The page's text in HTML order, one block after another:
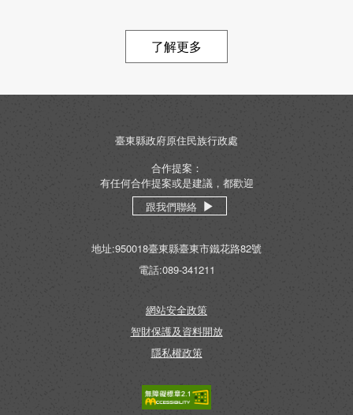
了解更多
臺東縣政府原住民族行政處
合作提案：
有任何合作提案或是建議，都歡迎
跟我們聯絡
地址:950018臺東縣臺東市鐵花路82號
電話:089-341211
網站安全政策
智財保護及資料開放
隱私權政策